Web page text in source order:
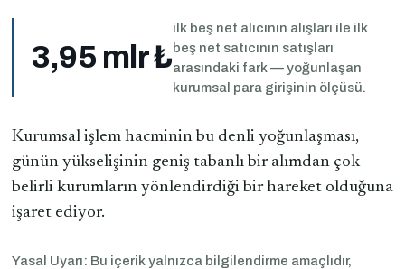
3,95 mlr ₺
ilk beş net alıcının alışları ile ilk
beş net satıcının satışları
arasındaki fark — yoğunlaşan
kurumsal para girişinin ölçüsü.
Kurumsal işlem hacminin bu denli yoğunlaşması,
günün yükselişinin geniş tabanlı bir alımdan çok
belirli kurumların yönlendirdiği bir hareket olduğuna
işaret ediyor.
Yasal Uyarı: Bu içerik yalnızca bilgilendirme amaçlıdır,